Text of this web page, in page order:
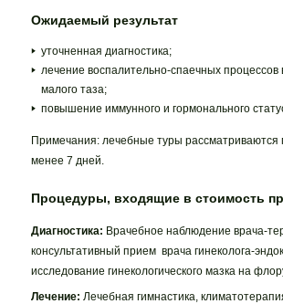
Ожидаемый результат
уточненная диагностика;
лечение воспалительно-спаечных процессов
малого таза;
повышение иммунного и гормонального
Примечания: лечебные туры рассматриваются
менее 7 дней.
Процедуры, входящие в стоимость
Диагностика: Врачебное наблюдение врача-
консультативный прием врача гинеколога-
исследование гинекологического мазка на
Лечение: Лечебная гимнастика,